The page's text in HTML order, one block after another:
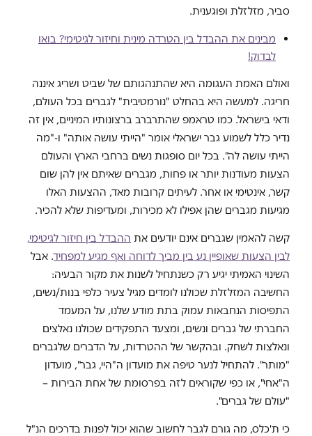
סביר, מזלזלת ופוגענית.
מבינים את ההבדל בין הטרדה מינית וחיזור לגיטימי? בואו
לבדוק!
ואולם האמת העגומה היא שהתנהגותם של שביט ושריג איננה
חריגה. למעשה היא בהחלט "נורמטיבית" לגברים בכל העולם,
ודאי בישראל. כמו טראמפ שהתרברב ברצונותיו המיניים, אין זה
נדיר כלל לשמוע גבר ישראלי אומר "הייתי עושה אותה" ו-"מה
הייתי עושה לה". בכל יום סופגות נשים ברחבי הארץ והעולם
הצעות מעודנות יותר או פחות, מגברים שאיתם אין להן שום
קשר, אינטימי או אחר. לעיתים קרובות מאד, ההצעות האלו
מגיעות מגברים שהן אפילו לא מכירות, ומעדיפות שלא להכיר.
קשה להאמין שגברים אינם יודעים אתההבדל בין חיזור לגיטימי,
לבין הצעות שאופיין נע בין מביך לדוחה ואף מגיע למפחיד. אבל
השינוי האמיתי יגיע רק כשנתחיל לשנות את מקור הבעיה:
החשיבה המזלזלת שכולנו לומדים מגיל צעיר כלפי בנות/נשים,
התפיסות הנחבאות עמוק בתת מודע שלנו, על המעמד
החברתי של גברים ונשים, ומצעד התפקידים שכולנו נאלצים
ונאלצות לשחק. ובהקשר של ההטרדות, על הדברים שלגברים
"מותר". להתחיל לנער טיפה את מועדון ה"היי, גבר", מועדון
ה"אחי", או כפי שקוראים לזה בפרסומת של אחת הבירות –
"עולם של גברים".
כי ת'כלס, מה גורם לגבר לחשוב שהוא יכול לפנות בדרכים הנ"ל